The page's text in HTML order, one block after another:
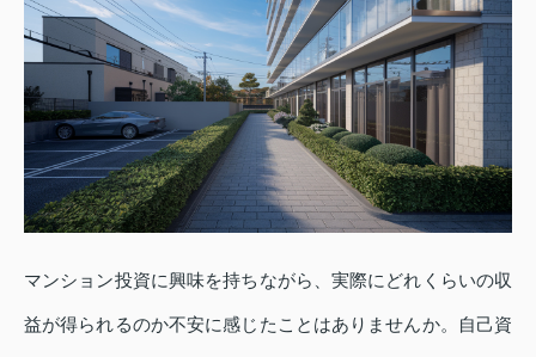
マンション投資に興味を持ちながら、実際にどれくらいの収
益が得られるのか不安に感じたことはありませんか。自己資